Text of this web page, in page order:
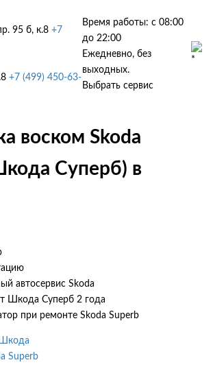
95 б, к.8 +7
+7 (499) 450-63-
Время работы: с 08:00
до 22:00
Ежедневно, без
выходных.
Выбрать сервис
воском Skoda
Суперб) в
автосервис Skoda
Шкода Суперб 2 года
при ремонте Skoda Superb
Superb